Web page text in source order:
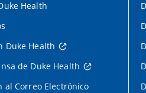
Health
Duke Health
de Duke Health
al Correo Electrónico